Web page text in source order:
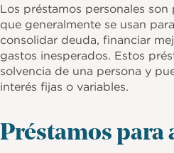
Los préstamos personales
que generalmente se usan
consolidar deuda, financiar
gastos inesperados. Estos
solvencia de una persona y
interés fijas o variables.
Préstamos para